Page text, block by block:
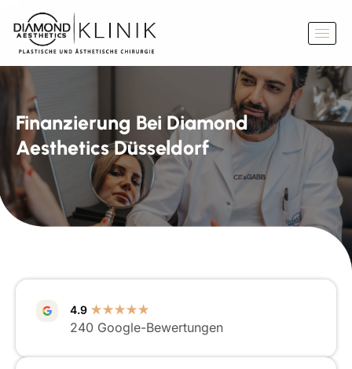
Finanzierung Bei Diamond
Aesthetics Düsseldorf
4.9 ★★★★★
240 Google-Bewertungen